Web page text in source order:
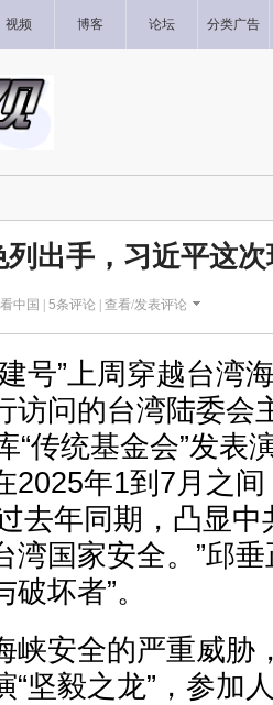
视频 博客 论坛 分类广告
列出手，习近平这
中国 | 5条评论 | 查看/发表评论
号”上周穿越台湾
访问的台湾陆委会
“传统基金会”发表
2025年1到7月之间
去年同期，凸显
湾国家安全。”邱
坏者”。
峡安全的严重威胁
“坚毅之龙”，参加